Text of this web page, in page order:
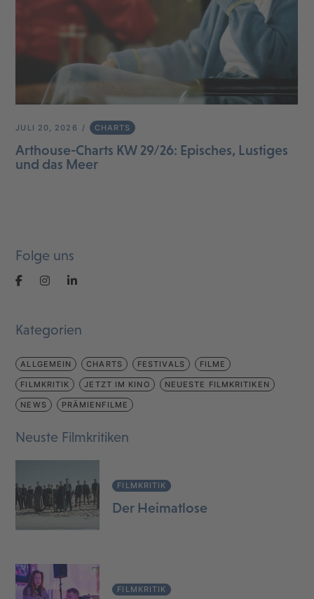
JULI 20, 2026 CHARTS
Arthouse-Charts KW 29/26: Episches, Lustiges
und das Meer
Folge uns
Kategorien
ALLGEMEIN CHARTS FESTIVALS FILME
FILMKRITIK JETZT IM KINO NEUESTE FILMKRITIKEN
NEWS PRÄMIENFILME
Neuste Filmkritiken
FILMKRITIK
Der Heimatlose
FILMKRITIK